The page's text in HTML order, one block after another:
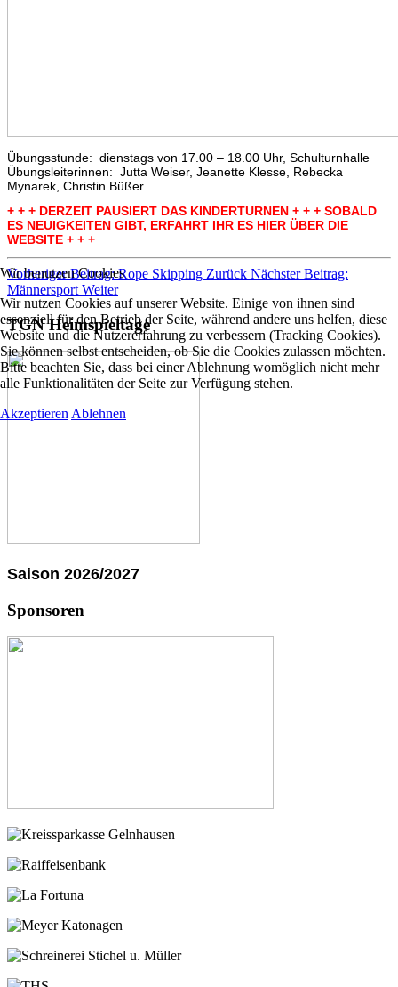
Übungsstunde: dienstags von 17.00 – 18.00 Uhr, Schulturnhalle
Übungsleiterinnen: Jutta Weiser, Jeanette Klesse, Rebecka
Mynarek, Christin Büßer
+ + + DERZEIT PAUSIERT DAS KINDERTURNEN + + + SOBALD
ES NEUIGKEITEN GIBT, ERFAHRT IHR ES HIER ÜBER DIE
WEBSITE + + +
Vorheriger Beitrag: Rope Skipping Zurück Nächster Beitrag:
Männersport Weiter
TGN Heimspieltage
Saison 2026/2027
Sponsoren
Wir benutzen Cookies
Wir nutzen Cookies auf unserer Website. Einige von ihnen sind
essenziell für den Betrieb der Seite, während andere uns helfen, diese
Website und die Nutzererfahrung zu verbessern (Tracking Cookies).
Sie können selbst entscheiden, ob Sie die Cookies zulassen möchten.
Bitte beachten Sie, dass bei einer Ablehnung womöglich nicht mehr
alle Funktionalitäten der Seite zur Verfügung stehen.
Akzeptieren Ablehnen